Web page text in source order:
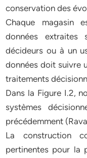
conservation des
Chaque magasin
données
décideurs ou à un
données doit suivre
traitements
Dans la Figure I.2,
systèmes
précédemment
La construction
pertinentes pour la